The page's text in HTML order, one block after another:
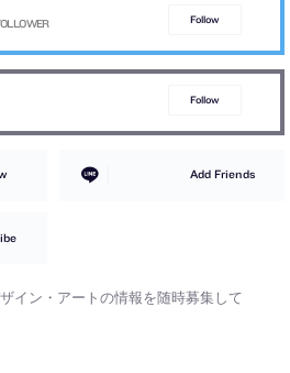
Follow
Follow
Add Friends
イン・アートの情報を随時募集して